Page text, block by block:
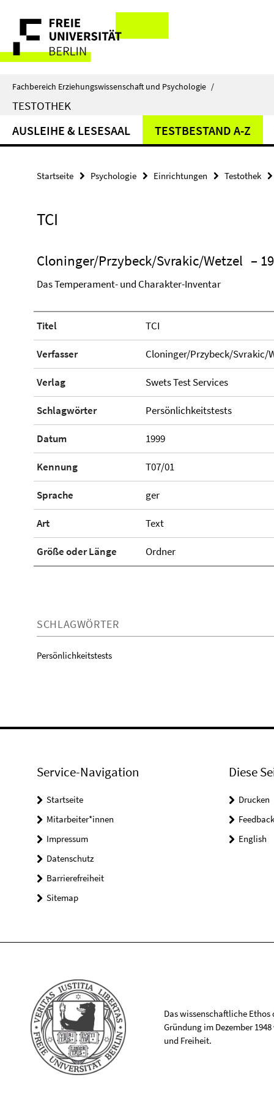
direkt
Inhalt
Service-
Navigation
Fachbereich Erziehungswissenschaft und Psychologie /
TESTOTHEK
AUSLEIHE & LESESAAL TESTBESTAND A-Z
Startseite Psychologie Einrichtungen Testothek
TCI
Cloninger/Przybeck/Svrakic/Wetzel –
Das Temperament- und Charakter-Inventar
Titel TCI
Verfasser Cloninger/Przybeck/Svrakic/
Verlag Swets Test Services
Schlagwörter Persönlichkeitstests
Datum 1999
Kennung T07/01
Sprache ger
Art Text
Größe oder Länge Ordner
SCHLAGWÖRTER
Persönlichkeitstests
Service-Navigation
Startseite
Mitarbeiter*innen
Impressum
Datenschutz
Barrierefreiheit
Sitemap
Diese
Drucken
Feedback
English
Das wissenschaftliche
Gründung im Dezember
und Freiheit.